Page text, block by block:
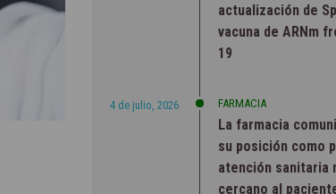
actualización de
vacuna de ARNm
19
4 de julio, 2026 FARMACIA
La farmacia
su posición como
atención sanitaria
cercano al